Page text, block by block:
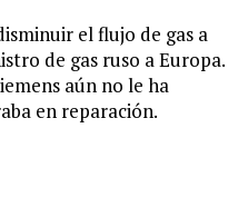
el flujo de gas a
de gas ruso a Europa.
aún no le ha
en reparación.